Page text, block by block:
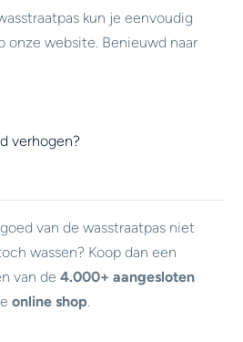
kun je eenvoudig
onze website. Benieuwd naar
verhogen?
van de wasstraatpas niet
wassen? Koop dan een
van de 4.000+ aangesloten
online shop